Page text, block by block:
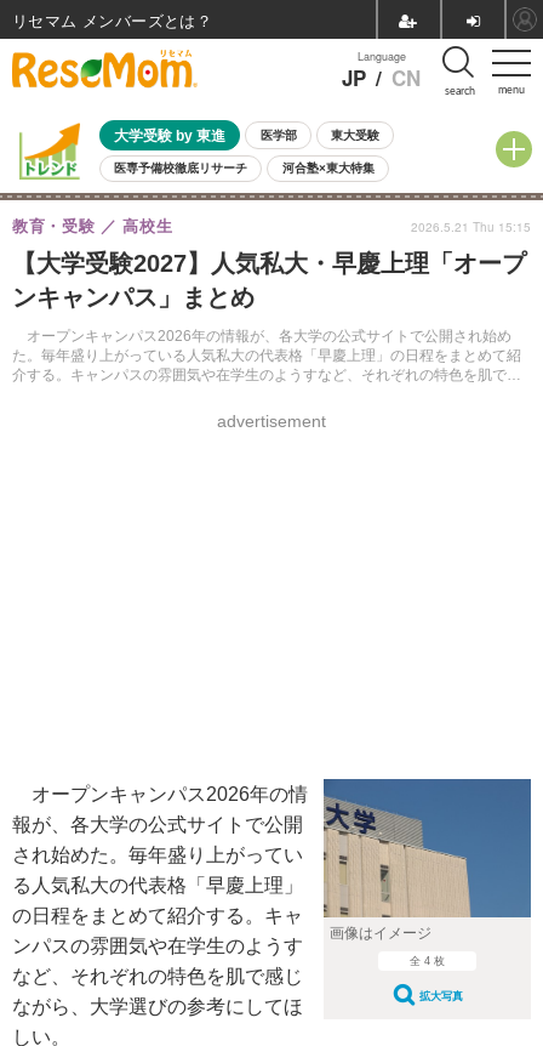
menu
Language
JP / CN search
大学受験 by 東進 医学部 東大受験
医専予備校徹底リサーチ 河合塾×東大特集
親子で考える大学選び 高校受験 中学受験 小学校受験
共通テスト 夏休み
8月開催イベント・WS 全国公立高校 過去問 人気記事
自由研究教材（小学生向け） 自由研究教材（中学生向け）
【大学受験2027】人気私大・早慶上理「オープ
ンキャンパス」まとめ
オープンキャンパス2026年の情報が、各大学の公式サイトで公開され始め
た。毎年盛り上がっている人気私大の代表格「早慶上理」の日程をまとめて紹
介する。キャンパスの雰囲気や在学生のようすなど、それぞれの特色を肌で感
教育・受験 高校生
advertisement
2026.5.21 Thu 15:15
画像はイメージ
全 4 枚
拡大写真
オープンキャンパス2026年の情
報が、各大学の公式サイトで公開
され始めた。毎年盛り上がってい
る人気私大の代表格「早慶上理」
の日程をまとめて紹介する。キャ
ンパスの雰囲気や在学生のようす
など、それぞれの特色を肌で感じ
ながら、大学選びの参考にしてほ
しい。
リセマム メンバーズ